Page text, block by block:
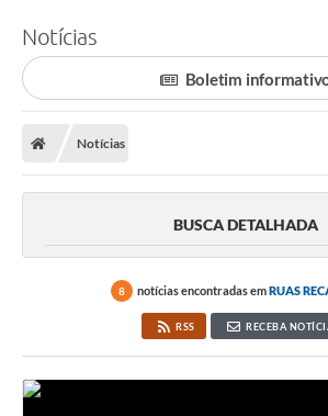
Notícias
Boletim
Notícias
BUSCA DETALHADA
8 notícias encontradas emRUAS
RSS RECEBA